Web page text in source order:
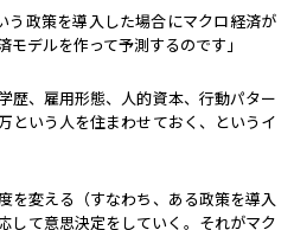
う政策を導入した場合にマクロ経済が
モデルを作って予測するのです」
歴、雇用形態、人的資本、行動パター
という人を住まわせておく、というイ
を変える（すなわち、ある政策を導入
して意思決定をしていく。それがマク